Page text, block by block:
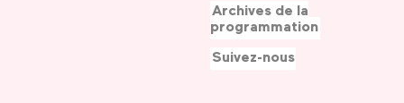
Archives de la
programmation
Suivez-nous